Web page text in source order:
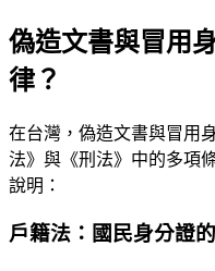
偽造文書與冒用
律？
在台灣，偽造文書與冒用
法》與《刑法》中的多項
說明：
戶籍法：國民身分證